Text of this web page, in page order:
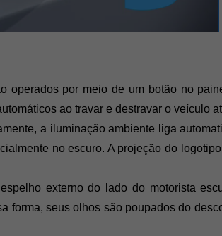
operados por meio de um botão no
ao travar e destravar o veículo
a iluminação ambiente liga
no escuro. A projeção do
externo do lado do motorista
forma, seus olhos são poupados do